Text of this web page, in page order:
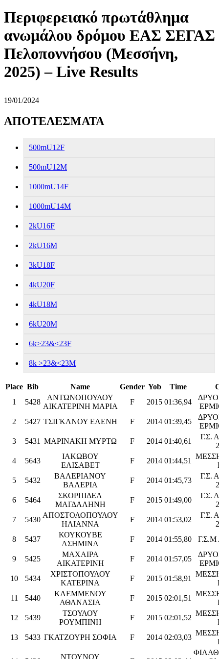
Περιφερειακό πρωτάθλημα
ανωμάλου δρόμου ΕΑΣ ΣΕΓΑΣ
Πελοποννήσου (Μεσσήνη,
2025) – Live Results
19/01/2024
ΑΠΟΤΕΛΕΣΜΑΤΑ
500mU12F
500mU12M
1000mU14F
1000mU14M
2kU16F
2kU16M
3kU18F
4kU20F
4kU18M
6kU20M
6k>23&<23F
8k >23&<23M
Place Bib Name Gender Yob Time
1
5428
ΑΝΤΩΝΟΠΟΥΛΟΥ
ΑΙΚΑΤΕΡΙΝΗ ΜΑΡΙΑ
F 2015 01:36,94
2
5427 ΤΣΙΓΚΑΝΟΥ ΕΛΕΝΗ F 2014 01:39,45
3
5431 ΜΑΡΙΝΑΚΗ ΜΥΡΤΩ F 2014 01:40,61
Γ.Σ.
4
5643
ΙΑΚΩΒΟΥ
ΕΛΙΣΑΒΕΤ
F 2014 01:44,51
5
5432
ΒΑΛΕΡΙΑΝΟΥ
ΒΑΛΕΡΙΑ
F 2014 01:45,73
Γ.Σ.
6
5464
ΣΚΟΡΠΙΔΕΑ
ΜΑΓΔΑΛΗΝΗ
F 2015 01:49,00
Γ.Σ.
7
5430
ΑΠΟΣΤΟΛΟΠΟΥΛΟΥ
ΗΛΙΑΝΝΑ
F 2014 01:53,02
Γ.Σ.
8
5437
ΚΟΥΚΟΥΒΕ
ΑΣΗΜΙΝΑ
F 2014 01:55,80
9 5425
ΜΑΧΑΙΡΑ
ΑΙΚΑΤΕΡΙΝΗ
F 2014 01:57,05
10
5434
ΧΡΙΣΤΟΠΟΥΛΟΥ
ΚΑΤΕΡΙΝΑ
F 2015 01:58,91
11
5440
ΚΛΕΜΜΕΝΟΥ
ΑΘΑΝΑΣΙΑ
F 2015 02:01,51
12
5439
ΤΣΟΥΛΟΥ
ΡΟΥΜΠΙΝΗ
F 2015 02:01,52
13
5433 ΓΚΑΤΖΟΥΡΗ ΣΟΦΙΑ F 2014 02:03,03
ΝΤΟΥΝΟΥ